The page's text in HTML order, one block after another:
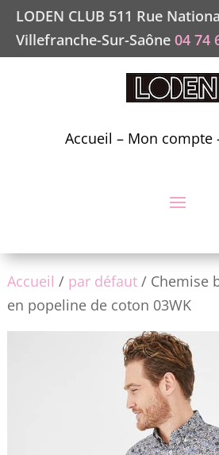
LODEN CLUB 511 Rue
Villefranche-Sur-Saône 04 74
Accueil – Mon compte
Accueil / par défaut/ Chemise
en popeline de coton 03WK